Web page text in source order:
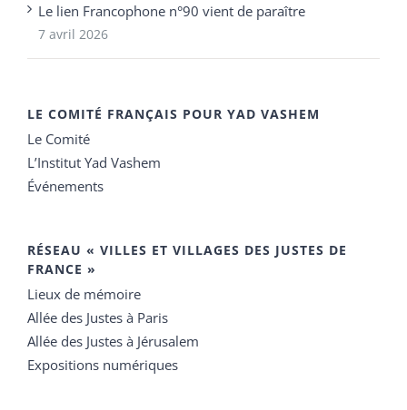
Le lien Francophone n°90 vient de paraître
7 avril 2026
LE COMITÉ FRANÇAIS POUR YAD VASHEM
Le Comité
L’Institut Yad Vashem
Événements
RÉSEAU « VILLES ET VILLAGES DES JUSTES DE
FRANCE »
Lieux de mémoire
Allée des Justes à Paris
Allée des Justes à Jérusalem
Expositions numériques